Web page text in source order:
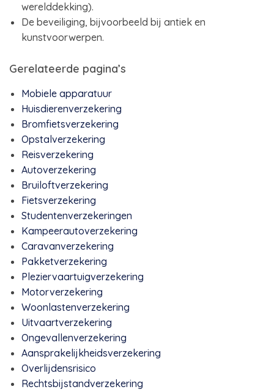
werelddekking).
De beveiliging, bijvoorbeeld bij antiek en
kunstvoorwerpen.
Gerelateerde pagina’s
Mobiele apparatuur
Huisdierenverzekering
Bromfietsverzekering
Opstalverzekering
Reisverzekering
Autoverzekering
Bruiloftverzekering
Fietsverzekering
Studentenverzekeringen
Kampeerautoverzekering
Caravanverzekering
Pakketverzekering
Pleziervaartuigverzekering
Motorverzekering
Woonlastenverzekering
Uitvaartverzekering
Ongevallenverzekering
Aansprakelijkheidsverzekering
Overlijdensrisico
Rechtsbijstandverzekering